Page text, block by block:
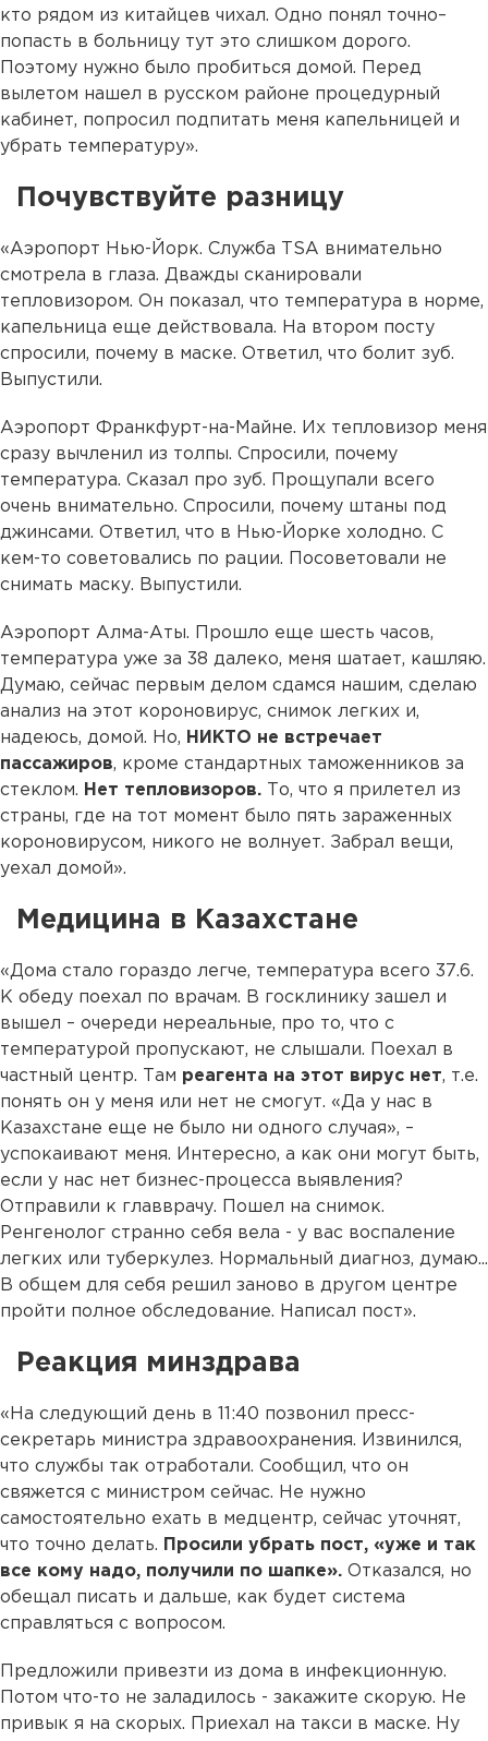
кто рядом из китайцев чихал. Одно понял точно–
попасть в больницу тут это слишком дорого.
Поэтому нужно было пробиться домой. Перед
вылетом нашел в русском районе процедурный
кабинет, попросил подпитать меня капельницей и
убрать температуру».
Почувствуйте разницу
«Аэропорт Нью-Йорк. Служба TSA внимательно
смотрела в глаза. Дважды сканировали
тепловизором. Он показал, что температура в норме,
капельница еще действовала. На втором посту
спросили, почему в маске. Ответил, что болит зуб.
Выпустили.
Аэропорт Франкфурт-на-Майне. Их тепловизор меня
сразу вычленил из толпы. Спросили, почему
температура. Сказал про зуб. Прощупали всего
очень внимательно. Спросили, почему штаны под
джинсами. Ответил, что в Нью-Йорке холодно. С
кем-то советовались по рации. Посоветовали не
снимать маску. Выпустили.
Аэропорт Алма-Аты. Прошло еще шесть часов,
температура уже за 38 далеко, меня шатает, кашляю.
Думаю, сейчас первым делом сдамся нашим, сделаю
анализ на этот короновирус, снимок легких и,
надеюсь, домой. Но, НИКТО не встречает
пассажиров, кроме стандартных таможенников за
стеклом. Нет тепловизоров. То, что я прилетел из
страны, где на тот момент было пять зараженных
короновирусом, никого не волнует. Забрал вещи,
уехал домой».
Медицина в Казахстане
«Дома стало гораздо легче, температура всего 37.6.
К обеду поехал по врачам. В госклинику зашел и
вышел – очереди нереальные, про то, что с
температурой пропускают, не слышали. Поехал в
частный центр. Там реагента на этот вирус нет, т.е.
понять он у меня или нет не смогут. «Да у нас в
Казахстане еще не было ни одного случая», –
успокаивают меня. Интересно, а как они могут быть,
если у нас нет бизнес-процесса выявления?
Отправили к главврачу. Пошел на снимок.
Ренгенолог странно себя вела - у вас воспаление
легких или туберкулез. Нормальный диагноз, думаю...
В общем для себя решил заново в другом центре
пройти полное обследование. Написал пост».
Реакция минздрава
«На следующий день в 11:40 позвонил пресс-
секретарь министра здравоохранения. Извинился,
что службы так отработали. Сообщил, что он
свяжется с министром сейчас. Не нужно
самостоятельно ехать в медцентр, сейчас уточнят,
что точно делать.
Просили убрать пост, «уже и так
все кому надо, получили по шапке». Отказался, но
обещал писать и дальше, как будет система
справляться с вопросом.
Предложили привезти из дома в инфекционную.
Потом что-то не заладилось - закажите скорую. Не
привык я на скорых. Приехал на такси в маске. Ну